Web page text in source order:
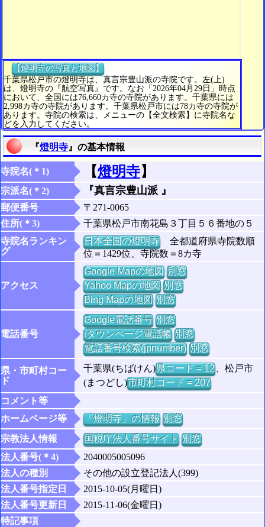
【燈明寺の写真と地図】
千葉県松戸市の燈明寺は、真言宗豊山派の寺院です。左(上)
は、燈明寺の『航空写真』です。なお「2026年04月29日」時点
において、全国には76,660カ寺の寺院があります。千葉県には
2,998カ寺の寺院があります。千葉県松戸市には78カ寺の寺院が
あります。寺院の検索は、メニューの【全文検索】に寺院名な
どを入力してください。
『燈明寺 』の基本情報
寺院名(＊1) 【燈明寺】
宗派名(＊2) 『真言宗豊山派 』
郵便番号
〒271-0065
住所(＊3)
千葉県松戸市南花島３丁目５６番地の５
寺院名ランキン
グ
日本全国の燈明寺全都道府県寺院数順
位＝1429位、寺院数＝8カ寺
アクセス
Google Mapの地図 別窓
Yahoo Mapの地図 別窓
Bing Mapの地図 別窓
電話番号
Google電話番号 別窓
iタウンページ電話帳 別窓
電話番号検索(jpnumber) 別窓
県・市町村コー
ド
千葉県(ちばけん)県コード = 12、松戸市
(まつどし)市町村コード = 207
コメント等
ホームページ等
「燈明寺」の情報 別窓
宗教法人情報
国税庁法人番号サイト 別窓
法人番号(＊4)
2040005005096
法人の種別
その他の設立登記法人(399)
法人番号指定日
2015-10-05(月曜日)
法人番号更新日
2015-11-06(金曜日)
特記事項